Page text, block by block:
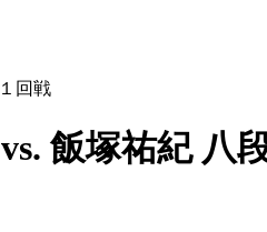
回戦
飯塚祐紀 八